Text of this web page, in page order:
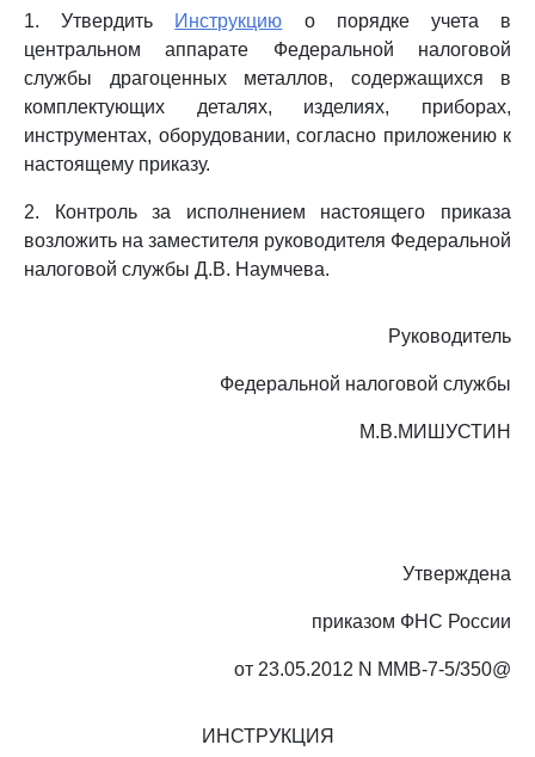
1. Утвердить Инструкцию о порядке учета в
центральном аппарате Федеральной налоговой
службы драгоценных металлов, содержащихся в
комплектующих деталях, изделиях, приборах,
инструментах, оборудовании, согласно приложению к
настоящему приказу.
2. Контроль за исполнением настоящего приказа
возложить на заместителя руководителя Федеральной
налоговой службы Д.В. Наумчева.
Руководитель
Федеральной налоговой службы
М.В.МИШУСТИН
Утверждена
приказом ФНС России
от 23.05.2012 N ММВ-7-5/350@
ИНСТРУКЦИЯ